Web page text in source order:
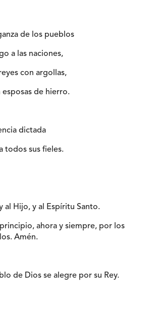
de los pueblos
a las naciones,
con argollas,
de hierro.
dictada
todos sus fieles.
al Hijo, y al Espíritu Santo.
ahora y siempre, por los
Amén.
de Dios se alegre por su Rey.